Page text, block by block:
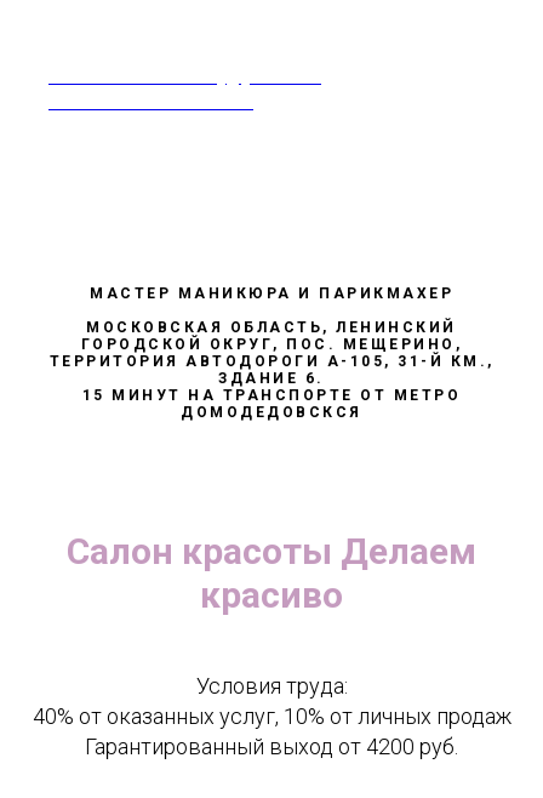
МАСТЕР МАНИКЮРА И ПАРИКМАХЕР
МОСКОВСКАЯ ОБЛАСТЬ, ЛЕНИНСКИЙ
ГОРОДСКОЙ ОКРУГ, ПОС. МЕЩЕРИНО,
ТЕРРИТОРИЯ АВТОДОРОГИ А-105, 31-Й КМ.,
ЗДАНИЕ 6.
15 МИНУТ НА ТРАНСПОРТЕ ОТ МЕТРО
ДОМОДЕДОВСКСЯ
Салон красоты Делаем
красиво
Условия труда:
40% от оказанных услуг, 10% от личных продаж
Гарантированный выход от 4200 руб.